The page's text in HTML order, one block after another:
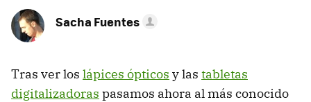
Sacha Fuentes
Tras ver los lápices ópticos y las tabletas
digitalizadoras pasamos ahora al más conocido